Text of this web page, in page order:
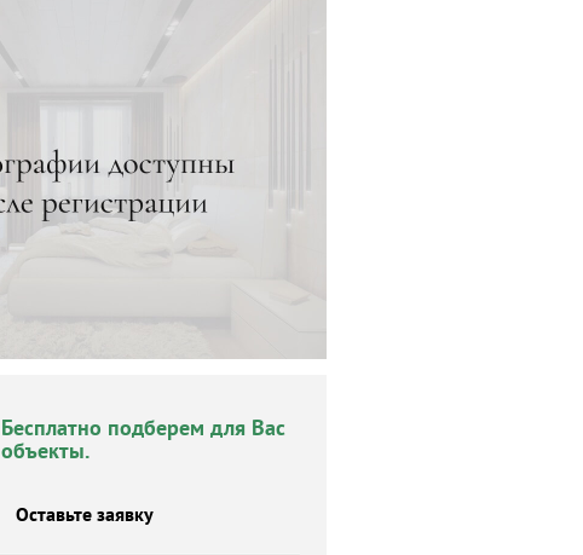
Бесплатно подберем для Вас
объекты.
Оставьте заявку